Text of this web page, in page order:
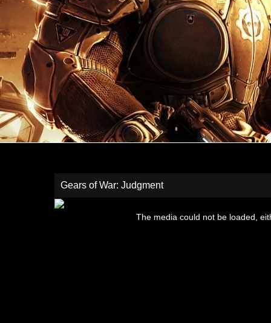
Gears of War: Judgment
This
The media could not be loaded,